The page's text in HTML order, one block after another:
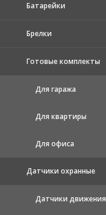
Батарейки
Брелки
Готовые комплекты
Для гаража
Для квартиры
Для офиса
Датчики охранные
Датчики движения